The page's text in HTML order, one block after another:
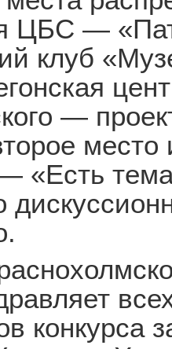
ЦБС —
клуб
—
место
«Есть
конкурса